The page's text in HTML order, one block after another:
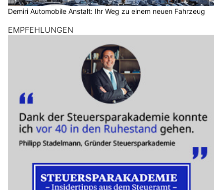
Demiri Automobile Anstalt: Ihr Weg zu einem neuen Fahrzeug
EMPFEHLUNGEN